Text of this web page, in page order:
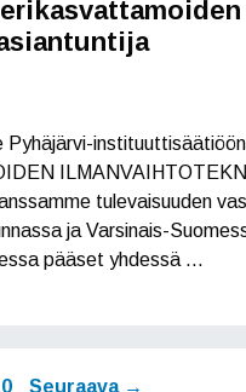
Pyhäjärvi-instituuttisäätiöön
tulevaisuuden
ja Varsinais-
pääset yhdessä …
Seuraava →